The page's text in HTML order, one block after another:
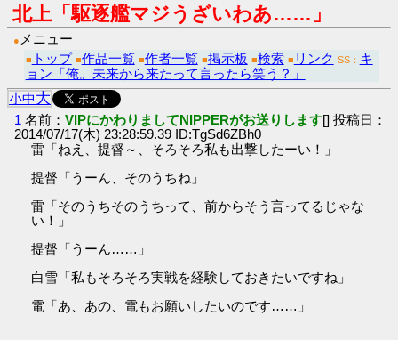
北上「駆逐艦マジうざいわあ……」
● メニュー
■ トップ ■作品一覧 ■作者一覧 ■掲示板 ■検索 ■ リンク SS： キ
ョン「俺。未来から来たって言ったら笑う？」
小中大
1 名前：VIPにかわりましてNIPPERがお送りします[] 投稿日：
2014/07/17(木) 23:28:59.39 ID:TgSd6ZBh0
雷「ねえ、提督～、そろそろ私も出撃したーい！」
提督「うーん、そのうちね」
雷「そのうちそのうちって、前からそう言ってるじゃな
い！」
提督「うーん……」
白雪「私もそろそろ実戦を経験しておきたいですね」
電「あ、あの、電もお願いしたいのです……」